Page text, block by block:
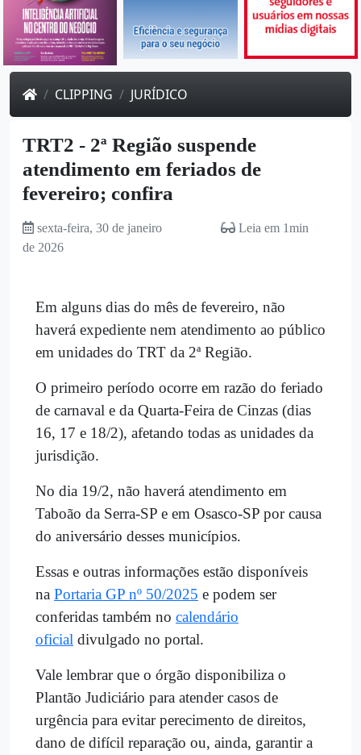
CLIPPING JURÍDICO
TRT2 - 2ª Região suspende
atendimento em feriados de
fevereiro; confira
sexta-feira, 30 de janeiro
de 2026
Leia em 1min
Em alguns dias do mês de fevereiro, não
haverá expediente nem atendimento ao público
em unidades do TRT da 2ª Região.
O primeiro período ocorre em razão do feriado
de carnaval e da Quarta-Feira de Cinzas (dias
16, 17 e 18/2), afetando todas as unidades da
jurisdição.
No dia 19/2, não haverá atendimento em
Taboão da Serra-SP e em Osasco-SP por causa
do aniversário desses municípios.
Essas e outras informações estão disponíveis
na Portaria GP nº 50/2025 e podem ser
conferidas também no calendário
oficial divulgado no portal.
Vale lembrar que o órgão disponibiliza o
Plantão Judiciário para atender casos de
urgência para evitar perecimento de direitos,
dano de difícil reparação ou, ainda, garantir a